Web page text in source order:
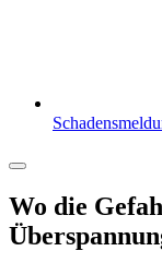
Wo die